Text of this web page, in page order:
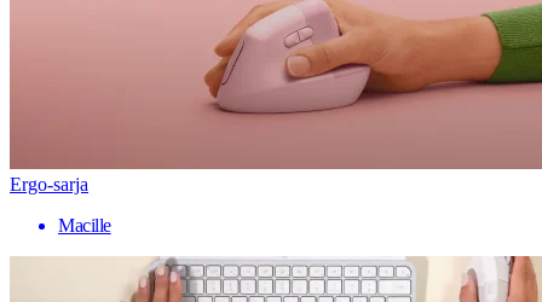
Ergo-sarja
Macille